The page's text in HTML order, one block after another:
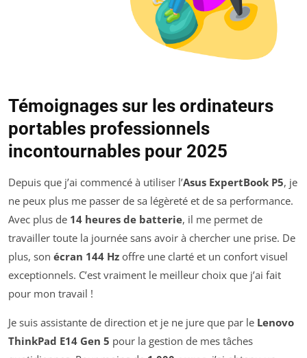
Témoignages sur les ordinateurs
portables professionnels
incontournables pour 2025
Depuis que j’ai commencé à utiliser l’Asus ExpertBook P5, je
ne peux plus me passer de sa légèreté et de sa performance.
Avec plus de 14 heures de batterie, il me permet de
travailler toute la journée sans avoir à chercher une prise. De
plus, son écran 144 Hz offre une clarté et un confort visuel
exceptionnels. C’est vraiment le meilleur choix que j’ai fait
pour mon travail !
Je suis assistante de direction et je ne jure que par le Lenovo
ThinkPad E14 Gen 5 pour la gestion de mes tâches